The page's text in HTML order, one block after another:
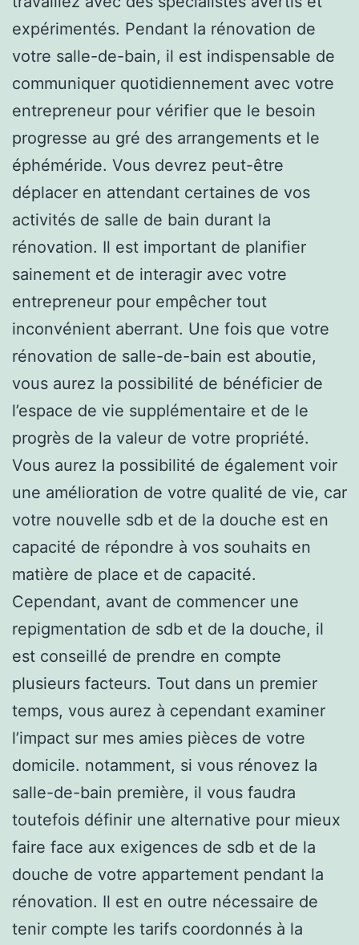
expérimentés. Pendant la rénovation de
votre salle-de-bain, il est indispensable de
communiquer quotidiennement avec votre
entrepreneur pour vérifier que le besoin
progresse au gré des arrangements et le
éphéméride. Vous devrez peut-être
déplacer en attendant certaines de vos
activités de salle de bain durant la
rénovation. Il est important de planifier
sainement et de interagir avec votre
entrepreneur pour empêcher tout
inconvénient aberrant. Une fois que votre
rénovation de salle-de-bain est aboutie,
vous aurez la possibilité de bénéficier de
l’espace de vie supplémentaire et de le
progrès de la valeur de votre propriété.
Vous aurez la possibilité de également voir
une amélioration de votre qualité de vie, car
votre nouvelle sdb et de la douche est en
capacité de répondre à vos souhaits en
matière de place et de capacité.
Cependant, avant de commencer une
repigmentation de sdb et de la douche, il
est conseillé de prendre en compte
plusieurs facteurs. Tout dans un premier
temps, vous aurez à cependant examiner
l’impact sur mes amies pièces de votre
domicile. notamment, si vous rénovez la
salle-de-bain première, il vous faudra
toutefois définir une alternative pour mieux
faire face aux exigences de sdb et de la
douche de votre appartement pendant la
rénovation. Il est en outre nécessaire de
tenir compte les tarifs coordonnés à la